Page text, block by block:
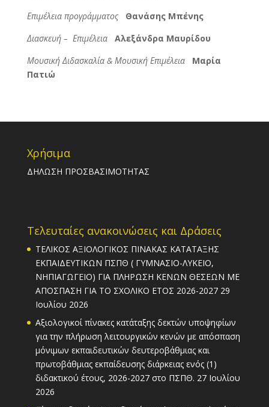
Επιμέλεια προγράμματος Θανάσης Μπένης
Διασκευή – ΕπιμέλειαΑλεξάνδρα Μαυρίδου
Μουσική Διδασκαλία & Μουσική Επιμέλεια
Μαρία
Πατιώ
Χρήσιμα
ΔΗΛΩΣΗ ΠΡΟΣΒΑΣΙΜΟΤΗΤΑΣ
Τελευταίες ανακοινώσεις και Δράσεις
ΤΕΛΙΚΟΣ ΑΞΙΟΛΟΓΙΚΟΣ ΠΙΝΑΚΑΣ ΚΑΤΑΤΑΞΗΣ
ΕΚΠΑΙΔΕΥΤΙΚΩΝ ΠΣΠΘ ( ΓΥΜΝΑΣΙΟ-ΛΥΚΕΙΟ,
ΝΗΠΙΑΓΩΓΕΙΟ) ΓΙΑ ΠΛΗΡΩΣΗ ΚΕΝΩΝ ΘΕΣΕΩΝ ΜΕ
ΑΠΟΣΠΑΣΗ ΓΙΑ ΤΟ ΣΧΟΛΙΚΟ ΕΤΟΣ 2026-2027 29
Ιουλίου 2026
Αξιολογικοί πίνακες κατάταξης δεκτών υποψηφίων
για την πλήρωση λειτουργικών κενών με απόσπαση
μόνιμων εκπαιδευτικών δευτεροβάθμιας και
πρωτοβάθμιας εκπαίδευσης διάρκειας ενός (1)
διδακτικού έτους, 2026-2027 στο ΠΣΠΘ. 27 Ιουλίου
2026